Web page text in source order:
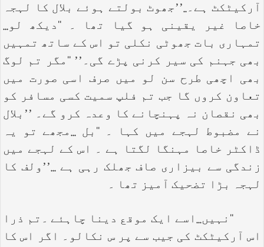
آرکیٹکٹ ہے۔..’’جھوٹ بولتے ہوئے بلال کا لہجہ
خاصا غیر یقینی ہو گیا تھا ۔ ‘‘دیکھ لو...
تمہاری بات جھوٹی نکلی تو اس کے ساتھ تمہیں
بھی جہنم کی سیر کرنی پڑے گی۔’’ ‘‘مگر تم لوگ
بھی اچھی طرح سن لو میں صرف اسی صورت میں
تعاون کروں گا جب تم فلپ سمیت کسی مسافر کو
بھی نقصان نہ پہنچانے کا وعدہ کرو گے۔ ’’بلال
نے مضبوط لہجے میں کہا ۔ ‘‘بل ...مجھے تو یہ
ڈاکٹر خاصا مہنگا لگتا ہے ۔ اس کے لہجے میں
زندگی سے بیزاری صاف جھلک رہی ہے ...’’ولف کا
لہجہ بڑا تضحیک آمیز تھا ۔
‘‘نہیں...اسے ایک موقع دینا چاہئے ۔تم ذرا
اس آرکیٹکٹ کی جیب سے پر س نکالو۔ اگر اس کا